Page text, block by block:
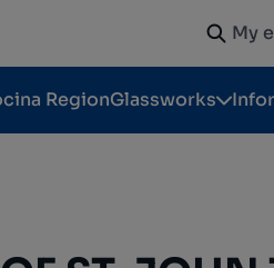
My
RegionGlassworks